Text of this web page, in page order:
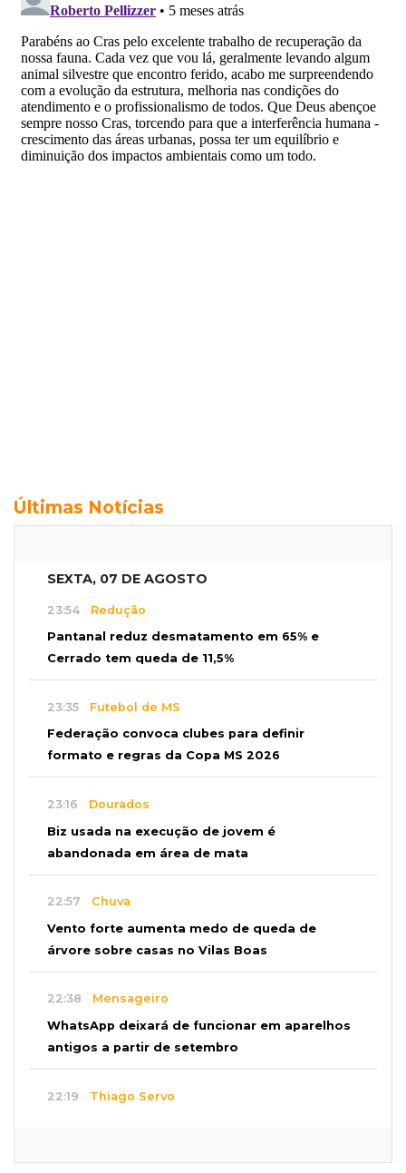
Últimas Notícias
SEXTA, 07 DE AGOSTO
23:54 Redução
Pantanal reduz desmatamento em 65% e
Cerrado tem queda de 11,5%
23:35 Futebol de MS
Federação convoca clubes para definir
formato e regras da Copa MS 2026
23:16 Dourados
Biz usada na execução de jovem é
abandonada em área de mata
22:57 Chuva
Vento forte aumenta medo de queda de
árvore sobre casas no Vilas Boas
22:38 Mensageiro
WhatsApp deixará de funcionar em aparelhos
antigos a partir de setembro
22:19 Thiago Servo